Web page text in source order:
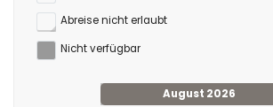
Abreise nicht erlaubt
Nicht verfügbar
August 2026